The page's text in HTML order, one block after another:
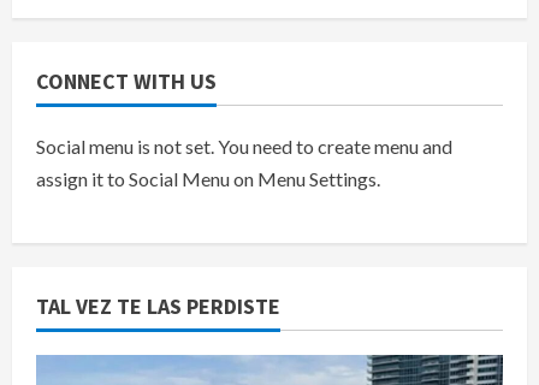
CONNECT WITH US
Social menu is not set. You need to create menu and
assign it to Social Menu on Menu Settings.
TAL VEZ TE LAS PERDISTE